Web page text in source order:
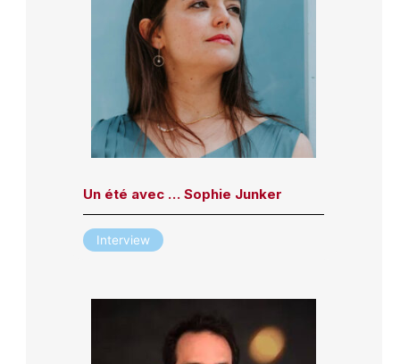
Un été avec … Sophie Junker
Interview